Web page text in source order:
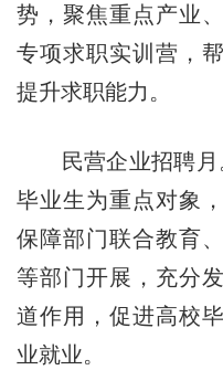
势，聚焦重点产业
专项求职实训营，
提升求职能力。
民营企业招聘月
毕业生为重点对象
保障部门联合教育
等部门开展，充分
道作用，促进高校
业就业。